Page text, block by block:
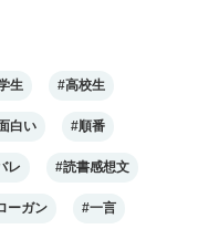
生 #高校生
白い #順番
レ #読書感想文
ーガン #一言